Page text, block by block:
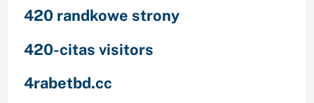
420 randkowe strony
420-citas visitors
4rabetbd.cc